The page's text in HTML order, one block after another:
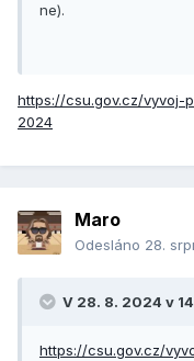
ne).
https://csu.gov.cz/vyvoj-
2024
Maro
Odesláno 28.
V 28. 8. 2024 v
https://csu.gov.cz/